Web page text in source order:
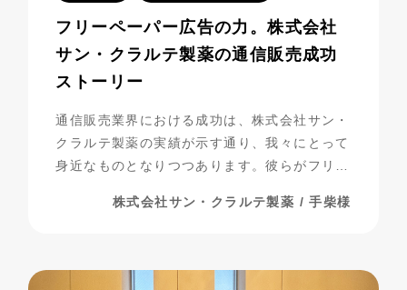
フリーペーパー広告の力。株式会社
サン・クラルテ製薬の通信販売成功
ストーリー
通信販売業界における成功は、株式会社サン・
クラルテ製薬の実績が示す通り、我々にとって
身近なものとなりつつあります。彼らがフリー
過程には、多くの挑戦と努力が詰まっていま
株式会社サン・クラルテ製薬 / 手柴様